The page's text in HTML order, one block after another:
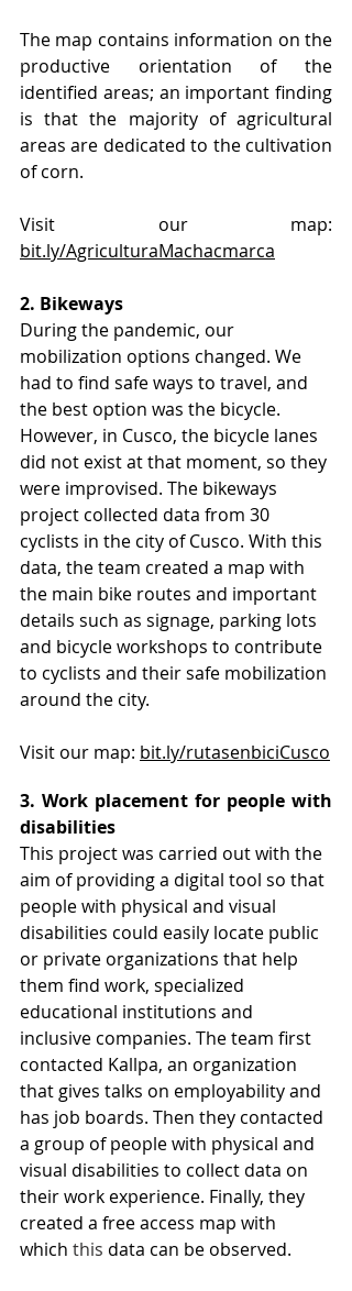
The map contains information on the
productive orientation of the
identified areas; an important finding
is that the majority of agricultural
areas are dedicated to the cultivation
of corn.
bit.ly/AgriculturaMachacmarca
2. Bikeways
During the pandemic, our
mobilization options changed. We
had to find safe ways to travel, and
the best option was the bicycle.
However, in Cusco, the bicycle lanes
did not exist at that moment, so they
were improvised. The bikeways
project collected data from 30
cyclists in the city of Cusco. With this
data, the team created a map with
the main bike routes and important
details such as signage, parking lots
and bicycle workshops to contribute
to cyclists and their safe mobilization
around the city.
Visit our map: bit.ly/rutasenbiciCusco
3. Work placement for people with
disabilities
This project was carried out with the
aim of providing a digital tool so that
people with physical and visual
disabilities could easily locate public
or private organizations that help
them find work, specialized
educational institutions and
inclusive companies. The team first
contacted Kallpa, an organization
that gives talks on employability and
has job boards. Then they contacted
a group of people with physical and
visual disabilities to collect data on
their work experience. Finally, they
created a free access map with
which this data can be observed.